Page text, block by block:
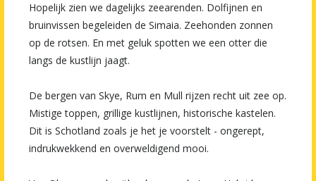
Hopelijk zien we dagelijks zeearenden. Dolfijnen en
bruinvissen begeleiden de Simaia. Zeehonden zonnen
op de rotsen. En met geluk spotten we een otter die
langs de kustlijn jaagt.
De bergen van Skye, Rum en Mull rijzen recht uit zee op.
Mistige toppen, grillige kustlijnen, historische kastelen.
Dit is Schotland zoals je het je voorstelt - ongerept,
indrukwekkend en overweldigend mooi.